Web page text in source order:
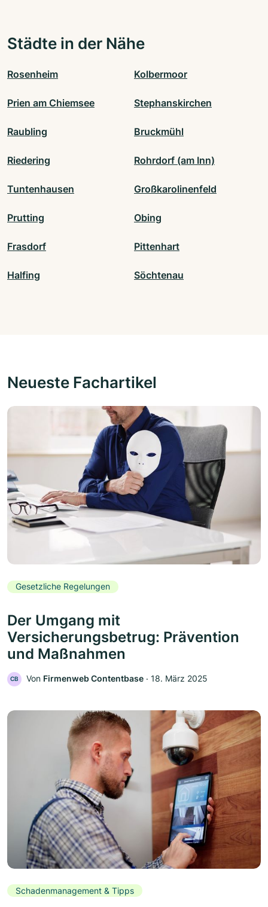
Städte in der Nähe
Rosenheim Kolbermoor
Prien am Chiemsee Stephanskirchen
Raubling Bruckmühl
Riedering Rohrdorf (am Inn)
Tuntenhausen Großkarolinenfeld
Prutting Obing
Frasdorf Pittenhart
Halfing Söchtenau
Neueste Fachartikel
Gesetzliche Regelungen
Der Umgang mit
Versicherungsbetrug: Prävention
und Maßnahmen
CB Von Firmenweb Contentbase ‧ 18. März 2025
Schadenmanagement & Tipps